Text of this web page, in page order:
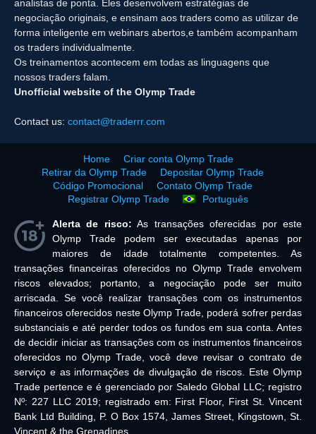
analistas de ponta. Eles desenvolvem estratégias de
negociação originais, e ensinam aos traders como as utilizar de
forma inteligente em webinars abertos,e também acompanham
os traders individualmente.
Os treinamentos acontecem em todas as linguagens que
nossos traders falam.
Unofficial website of the Olymp Trade
Contact us: contact@traderrr.com
Home
Criar conta Olymp Trade
Retirar da Olymp Trade
Depositar Olymp Trade
Código Promocional
Contato Olymp Trade
Registrar Olymp Trade
Português
Alerta de risco: As transações oferecidas por este
Olymp Trade podem ser executadas apenas por
maiores de idade totalmente competentes. As
transações financeiras oferecidos no Olymp Trade envolvem
riscos elevados; portanto, a negociação pode ser muito
arriscada. Se você realizar transações com os instrumentos
financeiros oferecidos neste Olymp Trade, poderá sofrer perdas
substanciais e até perder todos os fundos em sua conta. Antes
de decidir iniciar as transações com os instrumentos financeiros
oferecidos no Olymp Trade, você deve revisar o contrato de
serviço e as informações de divulgação de riscos. Este Olymp
Trade pertence e é gerenciado por Saledo Global LLC; registro
Nº: 227 LLC 2019; registrado em: First Floor, First St. Vincent
Bank Ltd Building, P. O Box 1574, James Street, Kingstown, St.
Vincent & the Grenadines.